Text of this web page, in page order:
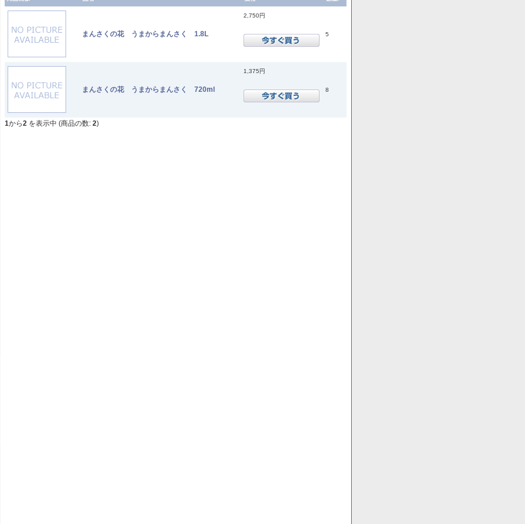
まんさくの花 うまからまんさく 1.8L
2,750円
5
まんさくの花 うまからまんさく 720ml
1,375円
8
1から2 を表示中 (商品の数: 2)